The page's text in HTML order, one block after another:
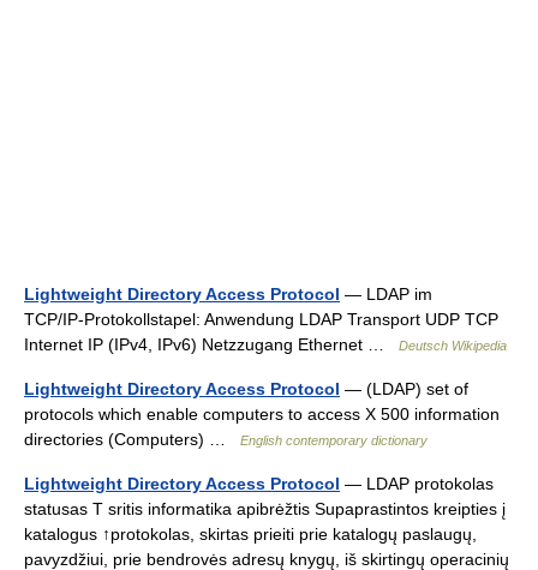
Lightweight Directory Access Protocol — LDAP im
TCP/IP‑Protokollstapel: Anwendung LDAP Transport UDP TCP
Internet IP (IPv4, IPv6) Netzzugang Ethernet …
Deutsch Wikipedia
Lightweight Directory Access Protocol — (LDAP) set of
protocols which enable computers to access X 500 information
directories (Computers) …
English contemporary dictionary
Lightweight Directory Access Protocol — LDAP protokolas
statusas T sritis informatika apibrėžtis Supaprastintos kreipties į
katalogus ↑protokolas, skirtas prieiti prie katalogų paslaugų,
pavyzdžiui, prie bendrovės adresų knygų, iš skirtingų operacinių